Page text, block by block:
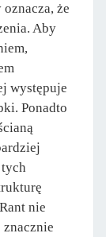
że
Aby
występuje
Ponadto
nie
znacznie